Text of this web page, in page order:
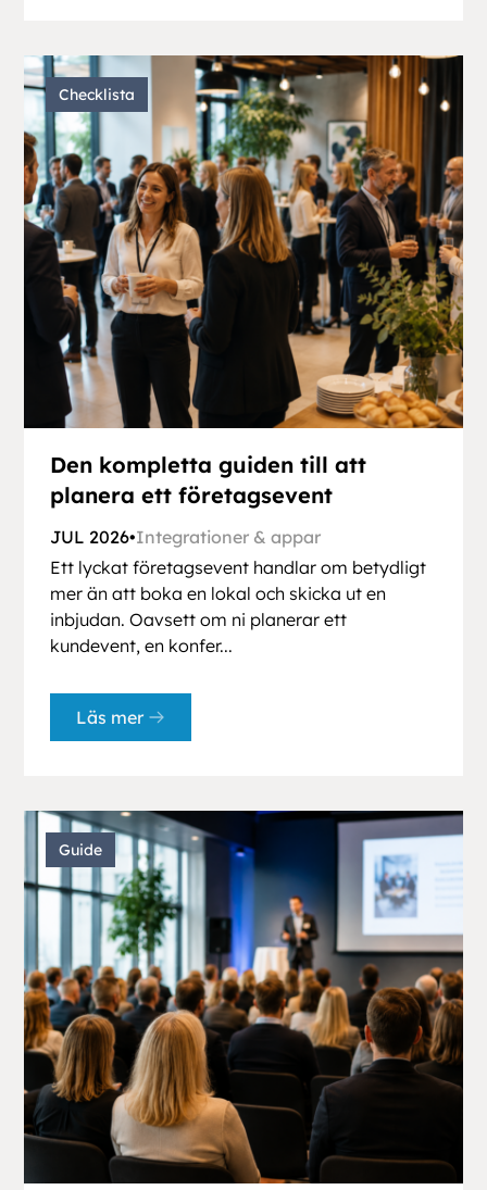
Checklista
Den kompletta guiden till att
planera ett företagsevent
JUL 2026•Integrationer & appar
Ett lyckat företagsevent handlar om betydligt
mer än att boka en lokal och skicka ut en
inbjudan. Oavsett om ni planerar ett
kundevent, en konfer...
Läs mer
Guide